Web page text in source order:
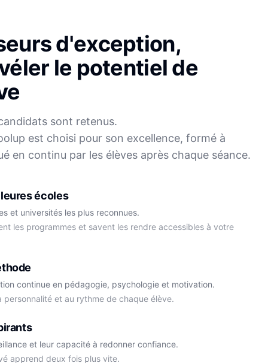
Mei Sophie
d'exception,
le potentiel de
sont retenus.
est choisi pour son excellence, formé à
en continu par les élèves après chaque séance.
écoles
et universités les plus reconnues.
les programmes et savent les rendre accessibles à votre
continue en pédagogie, psychologie et motivation.
personnalité et au rythme de chaque élève.
et leur capacité à redonner confiance.
apprend deux fois plus vite.